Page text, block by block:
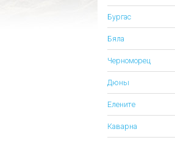
Бургас
Бяла
Черноморец
Дюны
Елените
Каварна